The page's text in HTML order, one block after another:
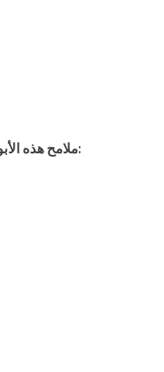
ملامح هذه الأبواب هي كما يلي: